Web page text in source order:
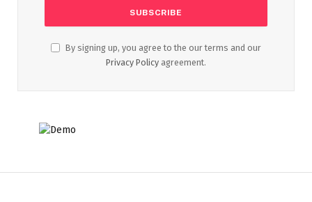
By signing up, you agree to the our terms and our
Privacy Policy agreement.